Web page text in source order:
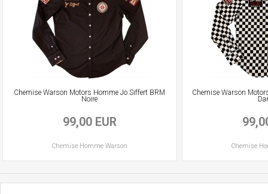
Chemise Warson Motors Homme Jo Siffert BRM
Noire
99,00 EUR
Chemise Homme Warson
Chemise Warson
Chemise